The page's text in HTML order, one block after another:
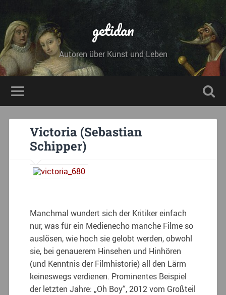
getidan
Autoren über Kunst und Leben
Victoria (Sebastian
Schipper)
Manchmal wundert sich der Kritiker einfach
nur, was für ein Medienecho manche Filme so
auslösen, wie hoch sie gelobt werden, obwohl
sie, bei genauerem Hinsehen und Hinhören
(und Kenntnis der Filmhistorie) all den Lärm
keineswegs verdienen. Prominentes Beispiel
der letzten Jahre: „Oh Boy“, 2012 vom Großteil